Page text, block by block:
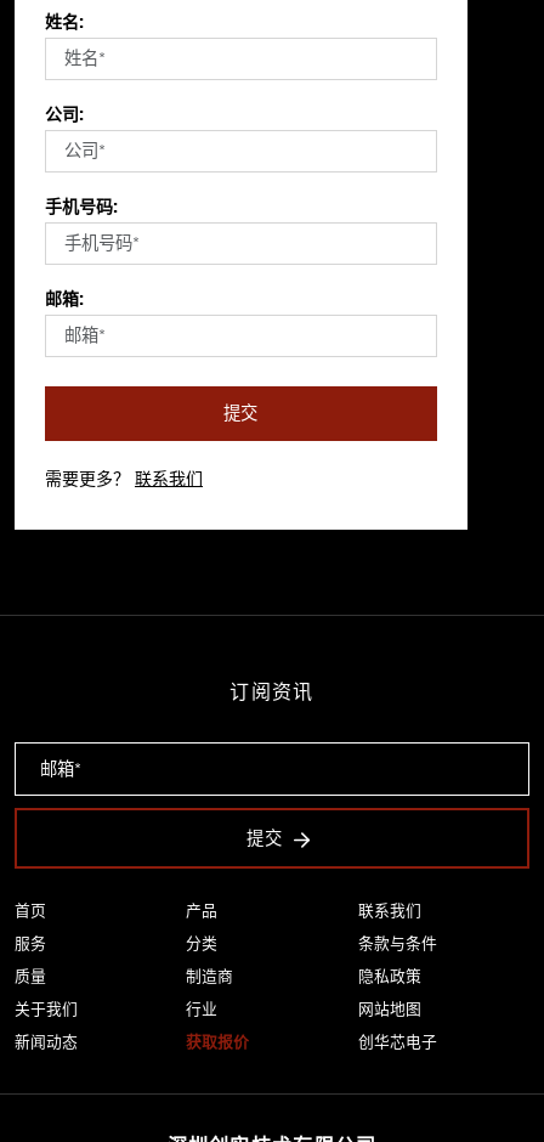
姓名:
公司:
手机号码:
邮箱:
提交
需要更多？ 联系我们
首页
服务
质量
关于我们
新闻动态
产品
分类
制造商
行业
获取报价
联系我们
条款与条件
隐私政策
网站地图
创华芯电子
订阅资讯
提交